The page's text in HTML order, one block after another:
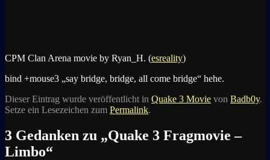
CPM Clan Arena movie by Ryan_H. (esreality)
bind +mouse3 „say bridge, bridge, all come bridge“ hehe.
Dieser Eintrag wurde veröffentlicht in Quake 3 Movie von Badb0y.
Setze ein Lesezeichen zum Permalink.
3 Gedanken zu „Quake 3 Fragmovie –
Limbo“